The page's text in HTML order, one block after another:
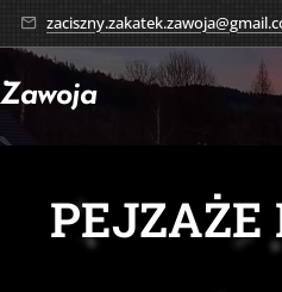
Zawoja
PEJZAŻE